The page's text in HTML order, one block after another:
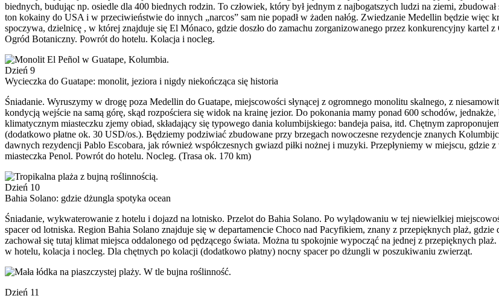
biednych, budując np. osiedle dla 400 biednych rodzin. To człowiek, który był jednym z najbogatszych ludzi na ziemi,
ton kokainy do USA i w przeciwieństwie do innych „narcos” sam nie popadł w żaden nałóg. Zwiedzanie Medellin będzie więc
spoczywa, dzielnicę , w której znajduje się El Mónaco, gdzie doszło do zamachu zorganizowanego przez konkurencyjny kartel
Ogród Botaniczny. Powrót do hotelu. Kolacja i nocleg.
Dzień 9
Wycieczka do Guatape: monolit, jeziora i nigdy niekończąca się historia
Śniadanie. Wyruszymy w drogę poza Medellin do Guatape, miejscowości słynącej z ogromnego monolitu skalnego, z
kondycją wejście na samą górę, skąd rozpościera się widok na krainę jezior. Do pokonania mamy ponad 600 schodów,
klimatycznym miasteczku zjemy obiad, składający się typowego dania kolumbijskiego: bandeja paisa, itd. Chętnym
(dodatkowo płatne ok. 30 USD/os.). Będziemy podziwiać zbudowane przy brzegach nowoczesne rezydencje znanych
dawnych rezydencji Pablo Escobara, jak również współczesnych gwiazd piłki nożnej i muzyki. Przepłyniemy w miejscu,
miasteczka Penol. Powrót do hotelu. Nocleg. (Trasa ok. 170 km)
Dzień 10
Bahia Solano: gdzie dżungla spotyka ocean
Śniadanie, wykwaterowanie z hotelu i dojazd na lotnisko. Przelot do Bahia Solano. Po wylądowaniu w tej niewielkiej
spacer od lotniska. Region Bahia Solano znajduje się w departamencie Choco nad Pacyfikiem, znany z przepięknych plaż,
zachował się tutaj klimat miejsca oddalonego od pędzącego świata. Można tu spokojnie wypocząć na jednej z przepięknych
w hotelu, kolacja i nocleg. Dla chętnych po kolacji (dodatkowo płatny) nocny spacer po dżungli w poszukiwaniu zwierząt.
Dzień 11